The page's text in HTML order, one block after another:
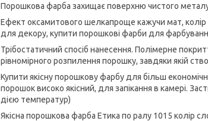
Порошкова фарба захищає поверхню чистого
Ефект оксамитового шелкапроще кажучи мат, колір
для декору, купити порошкові фарби для
Трібостатичний спосіб нанесення. Полімерне
рівномірного розпилення порошку, завдяки якій
Купити якісну порошкову фарбу для більш
порошок високо якісний, для запікання в камері.
дією температур)
Якісна порошкова фарба Етика по ралу 1015 колір